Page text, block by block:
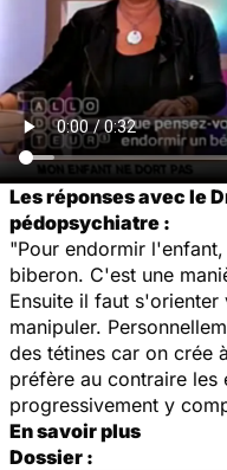
Les réponses avec le
pédopsychiatre :
"Pour endormir
biberon. C'est une
Ensuite il faut
manipuler.
des tétines car on crée
préfère au contraire
progressivement y
En savoir plus
Dossier :